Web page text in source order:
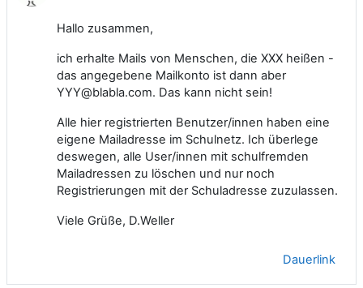
Hallo zusammen,
ich erhalte Mails von Menschen, die XXX heißen -
das angegebene Mailkonto ist dann aber
YYY@blabla.com. Das kann nicht sein!
Alle hier registrierten Benutzer/innen haben eine
eigene Mailadresse im Schulnetz. Ich überlege
deswegen, alle User/innen mit schulfremden
Mailadressen zu löschen und nur noch
Registrierungen mit der Schuladresse zuzulassen.
Viele Grüße, D.Weller
Dauerlink